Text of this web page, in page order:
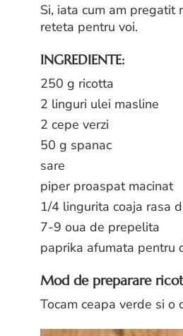
Si, iata cum am pregatit
reteta pentru voi.
INGREDIENTE:
250 g ricotta
2 linguri ulei masline
2 cepe verzi
50 g spanac
sare
piper proaspat macinat
1/4 lingurita coaja rasa
7-9 oua de prepelita
paprika afumata pentru
Mod de preparare
Tocam ceapa verde si o